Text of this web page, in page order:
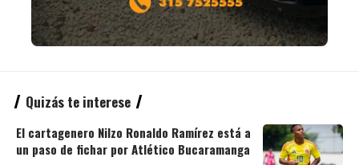
Quizás te interese
El cartagenero Nilzo Ronaldo Ramírez está a
un paso de fichar por Atlético Bucaramanga